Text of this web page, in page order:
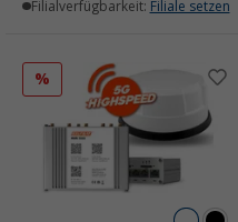
Filialverfügbarkeit: Filiale setzen
%